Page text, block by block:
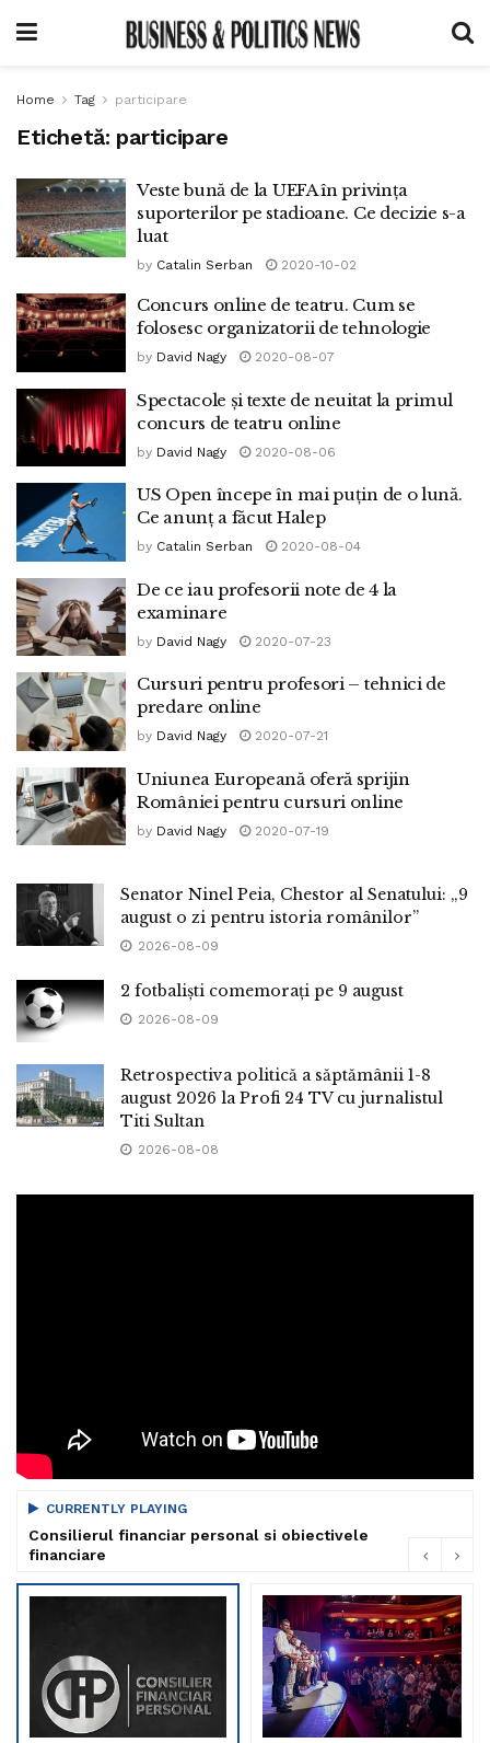
Home Tag participare
Etichetă: participare
Veste bună de la UEFA în privința
suporterilor pe stadioane. Ce decizie s-a
luat
by Catalin Serban 2020-10-02
Concurs online de teatru. Cum se
folosesc organizatorii de tehnologie
by David Nagy 2020-08-07
Spectacole și texte de neuitat la primul
concurs de teatru online
by David Nagy 2020-08-06
US Open începe în mai puțin de o lună.
Ce anunț a făcut Halep
by Catalin Serban 2020-08-04
De ce iau profesorii note de 4 la
examinare
by David Nagy 2020-07-23
Cursuri pentru profesori – tehnici de
predare online
by David Nagy 2020-07-21
Uniunea Europeană oferă sprijin
României pentru cursuri online
by David Nagy 2020-07-19
Senator Ninel Peia, Chestor al Senatului: „9
august o zi pentru istoria românilor”
2026-08-09
2 fotbaliști comemorați pe 9 august
2026-08-09
Retrospectiva politică a săptămânii 1-8
august 2026 la Profi 24 TV cu jurnalistul
Titi Sultan
2026-08-08
CURRENTLY PLAYING
Consilierul financiar personal si obiectivele
financiare